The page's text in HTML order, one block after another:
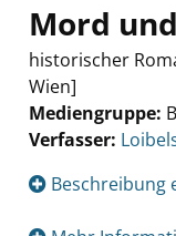
Mord
historischer
Wien]
Mediengruppe:
Verfasser:
Beschreibung